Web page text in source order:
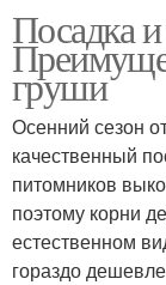
Посадка
груши
Осенний сезон
качественный
питомников
поэтому корни
естественном
гораздо